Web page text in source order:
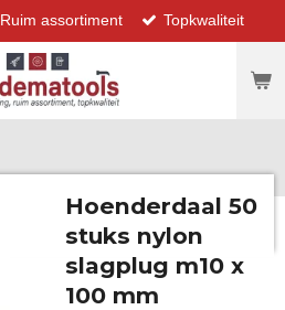
Ruim assortiment Topkwaliteit
Hoenderdaal 50
stuks nylon
slagplug m10 x
100 mm